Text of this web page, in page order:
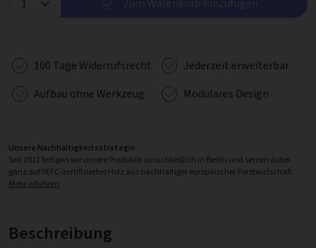
Zum Warenkorb hinzufügen
100 Tage Widerrufsrecht
Jederzeit erweiterbar
Aufbau ohne Werkzeug
Modulares Design
Unsere Nachhaltigkeitsstrategie
Seit 2012 fertigen wir unsere Produkte ausschließlich in Berlin und setzen dabei
ganz auf PEFC-zertifiziertes Holz aus nachhaltiger europäischer Forstwirtschaft.
Mehr erfahren
Beschreibung